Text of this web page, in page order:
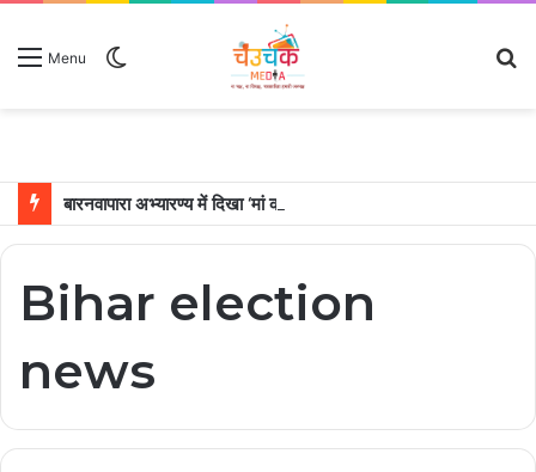
Menu
Bihar election
news